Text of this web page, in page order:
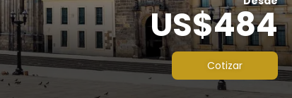
US$484
Cotizar